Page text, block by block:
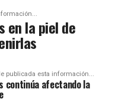
en la piel de
publicada esta información...
continúa afectando la